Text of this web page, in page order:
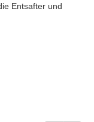
Entsafter und